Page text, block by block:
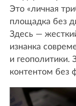
Это «личная
площадка без
Здесь —
изнанка
и геополитики.
контентом без